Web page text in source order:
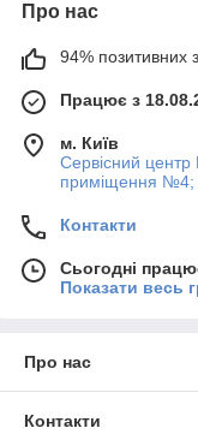
Про нас
94% позитивних з
Працює з
м. Київ
Сервісний центр
приміщення №4;
Контакти
Сьогодні
Показати весь
Про нас
Контакти